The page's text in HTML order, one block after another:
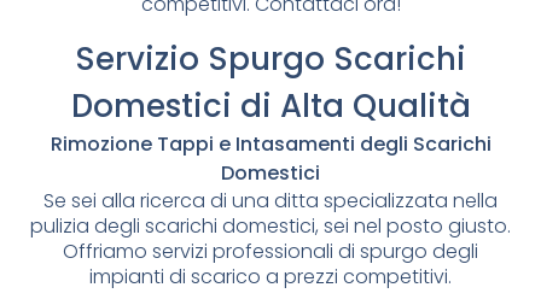
Servizio Spurgo Scarichi
Domestici di Alta Qualità
Rimozione Tappi e Intasamenti degli Scarichi
Domestici
Se sei alla ricerca di una ditta specializzata nella
pulizia degli scarichi domestici, sei nel posto giusto.
Offriamo servizi professionali di spurgo degli
impianti di scarico a prezzi competitivi.